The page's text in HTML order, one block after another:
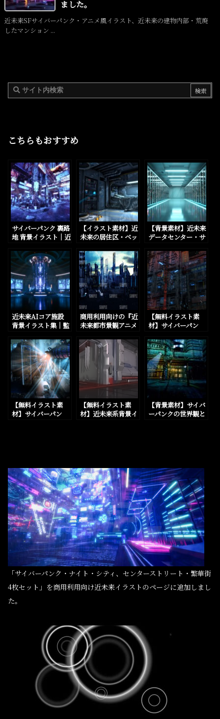
ました。
近未来SFサイバーパンク・アニメ風イラスト、近未来の建物内部・荒廃
したマンション ...
こちらもおすすめ
サイバーパンク 裏路
地 背景イラスト｜近
字路（商用利用O
K・高解像度3枚セ
ット）
【イラスト素材】近
未来の居住区・ベッ
ムを数点追加しまし
た
【背景素材】近未来
データセンター・サ
×監視映像差分 10
枚セットをBOOTH
に追加しました。
近未来AIコア施設
背景イラスト集｜監
12種（4K）をBOO
THに追加しまし
た。
商用利用向けの『近
未来都市景観アニメ
ターン追加しました
【無料イラスト素
材】サイバーパン
外観背景素材を21枚
追加しました。
【無料イラスト素
材】サイバーパン
【無料イラスト素
材】近未来系背景イ
【背景素材】サイバ
ーパンクの世界観と
「サイバーパンク・ナイト・シティ、センターストリート・繁華街
4枚セット」を商用利用向け近未来イラストのページに追加しまし
た。